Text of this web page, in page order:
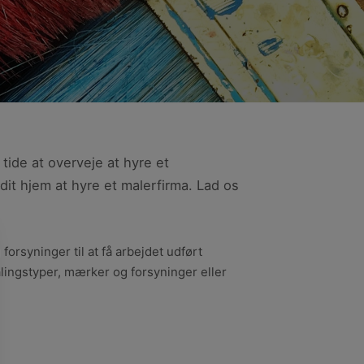
at overveje at hyre et
hjem at hyre et malerfirma. Lad os
til at få arbejdet udført
mærker og forsyninger eller